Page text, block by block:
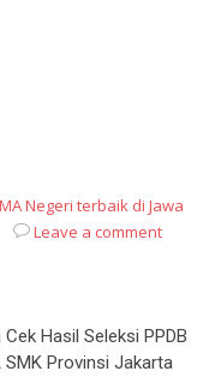
Negeri terbaik di Jawa
Leave a comment
Cek Hasil Seleksi PPDB
SMK Provinsi Jakarta